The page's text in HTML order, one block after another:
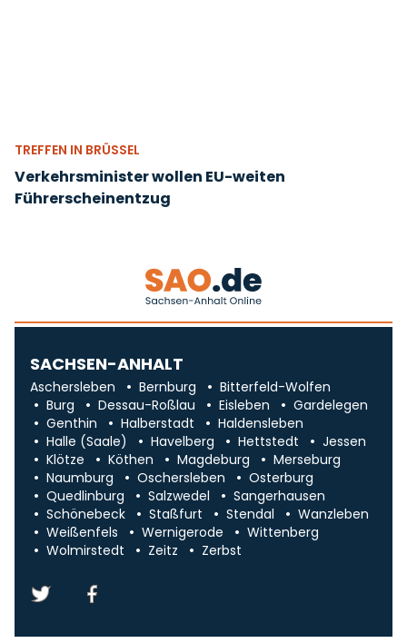
TREFFEN IN BRÜSSEL
Verkehrsminister wollen EU-weiten
Führerscheinentzug
SACHSEN-ANHALT
Aschersleben Bernburg
Bitterfeld-Wolfen
Burg
Dessau-Roßlau Eisleben
Gardelegen
Genthin
Halberstadt
Haldensleben
Halle (Saale)
Havelberg Hettstedt
Jessen
Klötze
Köthen Magdeburg
Merseburg
Naumburg
Oschersleben
Osterburg
Quedlinburg
Salzwedel
Sangerhausen
Schönebeck
Staßfurt Stendal
Wanzleben
Weißenfels
Wernigerode
Wittenberg
Wolmirstedt
Zeitz Zerbst